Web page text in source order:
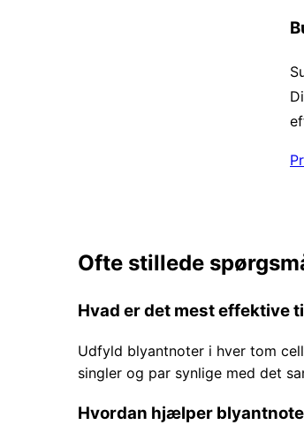
Ofte stillede
Hvad er det mest effektive
Udfyld blyantnoter i hver tom
singler og par synlige med det
Hvordan hjælper